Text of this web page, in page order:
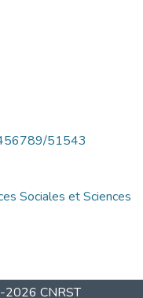
51543
Sociales et Sciences
2026 CNRST